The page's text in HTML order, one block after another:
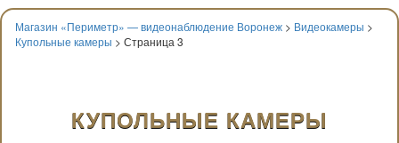
Магазин «Периметр» — видеонаблюдение Воронеж > Видеокамеры >
Купольные камеры > Страница 3
КУПОЛЬНЫЕ КАМЕРЫ